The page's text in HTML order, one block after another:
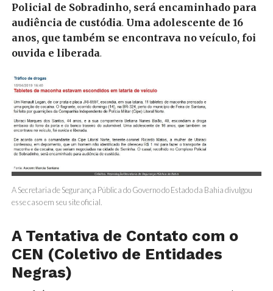
Policial de Sobradinho, será encaminhado para
audiência de custódia. Uma adolescente de 16
anos, que também se encontrava no veículo, foi
ouvida e liberada.
A Secretaria de Segurança Pública do Governo do Estado da Bahia divulgou
esse caso em seu site oficial.
A Tentativa de Contato com o
CEN (Coletivo de Entidades
Negras)